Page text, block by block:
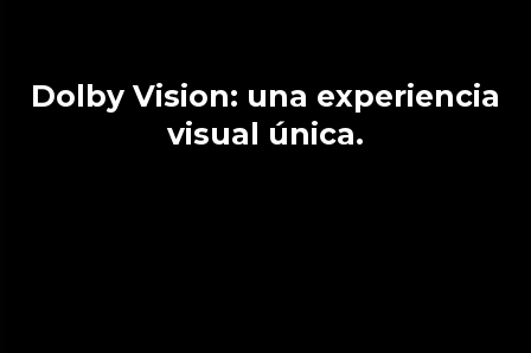
Dolby Vision: una experiencia
visual única.